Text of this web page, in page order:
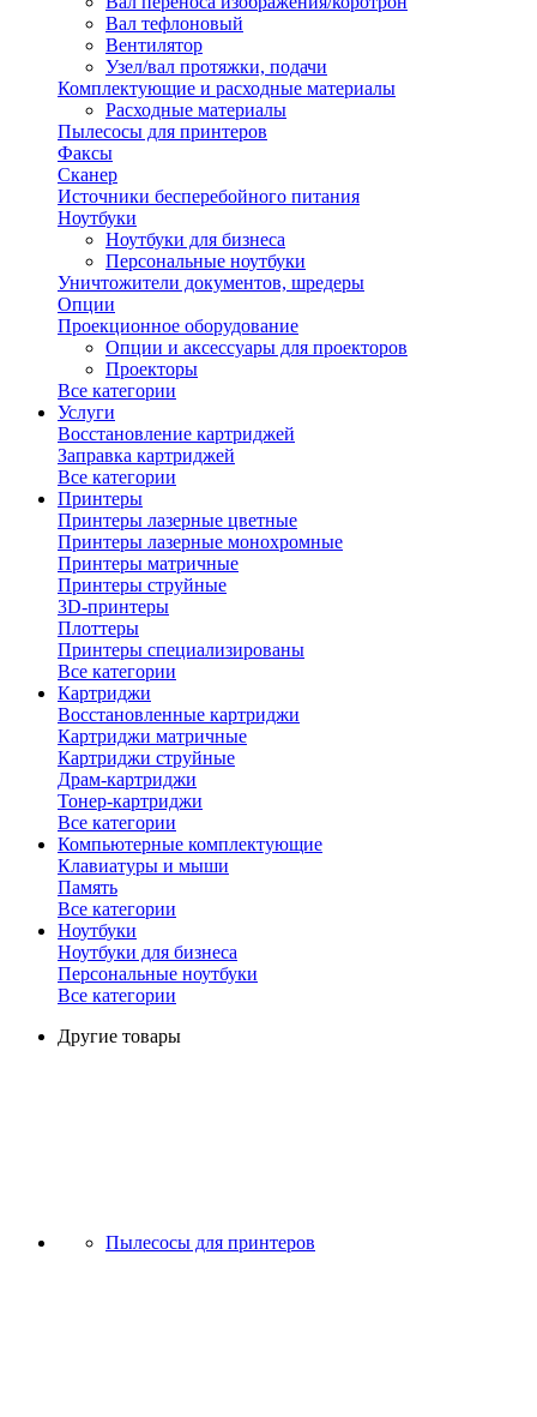
Вал тефлоновый
Вентилятор
Узел/вал протяжки, подачи
Комплектующие и расходные материалы
Расходные материалы
Пылесосы для принтеров
Факсы
Сканер
Источники бесперебойного питания
Ноутбуки
Ноутбуки для бизнеса
Персональные ноутбуки
Уничтожители документов, шредеры
Опции
Проекционное оборудование
Опции и аксессуары для проекторов
Проекторы
Все категории
Услуги
Восстановление картриджей
Заправка картриджей
Все категории
Принтеры
Принтеры лазерные цветные
Принтеры лазерные монохромные
Принтеры матричные
Принтеры струйные
3D-принтеры
Плоттеры
Принтеры специализированы
Все категории
Картриджи
Восстановленные картриджи
Картриджи матричные
Картриджи струйные
Драм-картриджи
Тонер-картриджи
Все категории
Компьютерные комплектующие
Клавиатуры и мыши
Память
Все категории
Ноутбуки
Ноутбуки для бизнеса
Персональные ноутбуки
Все категории
Другие товары
Пылесосы для принтеров